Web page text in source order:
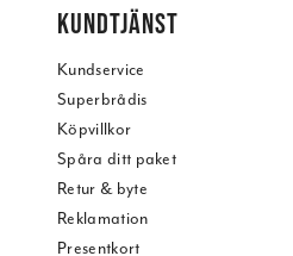
KUNDTJÄNST
Kundservice
Superbrådis
Köpvillkor
Spåra ditt paket
Retur & byte
Reklamation
Presentkort